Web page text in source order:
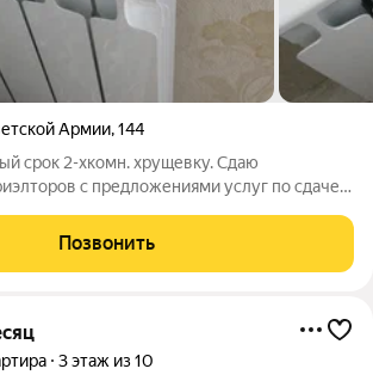
Армии,144
срок 2-хкомн. хрущевку. Сдаю
с предложениями услуг по сдаче
рядом Педагогический
доступности
Позвонить
3 этаж из 10